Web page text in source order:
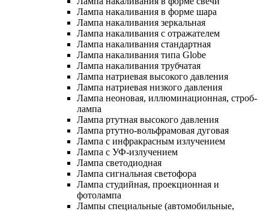
Лампа накаливания в форме шара
Лампа накаливания зеркальная
Лампа накаливания с отражателем
Лампа накаливания стандартная
Лампа накаливания типа Globe
Лампа накаливания трубчатая
Лампа натриевая высокого давления
Лампа натриевая низкого давления
Лампа неоновая, иллюминационная, строб-
лампа
Лампа ртутная высокого давления
Лампа ртутно-вольфрамовая дуговая
Лампа с инфракрасным излучением
Лампа с УФ-излучением
Лампа светодиодная
Лампа сигнальная светофора
Лампа студийная, проекционная и
фотолампа
Лампы специальные (автомобильные,